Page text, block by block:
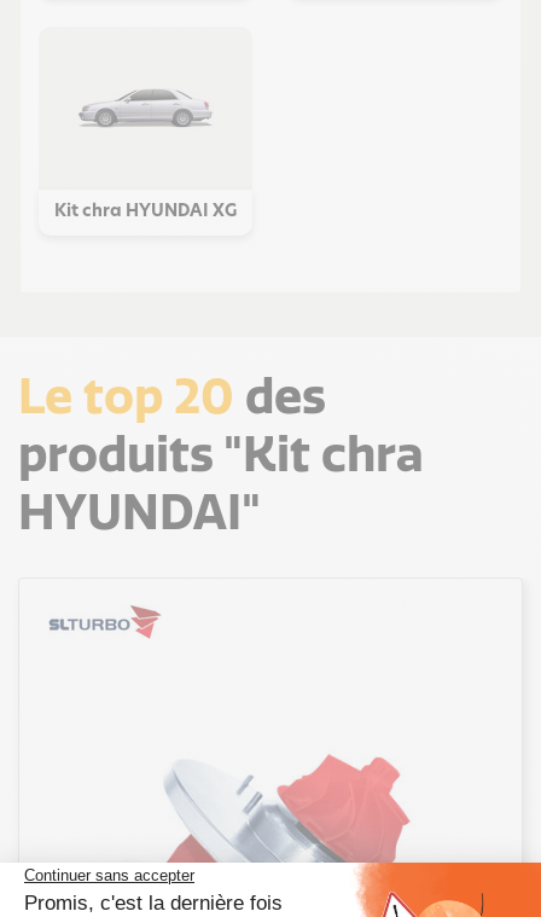
Kit chra HYUNDAI XG
Le top 20 des
produits "Kit chra
HYUNDAI"